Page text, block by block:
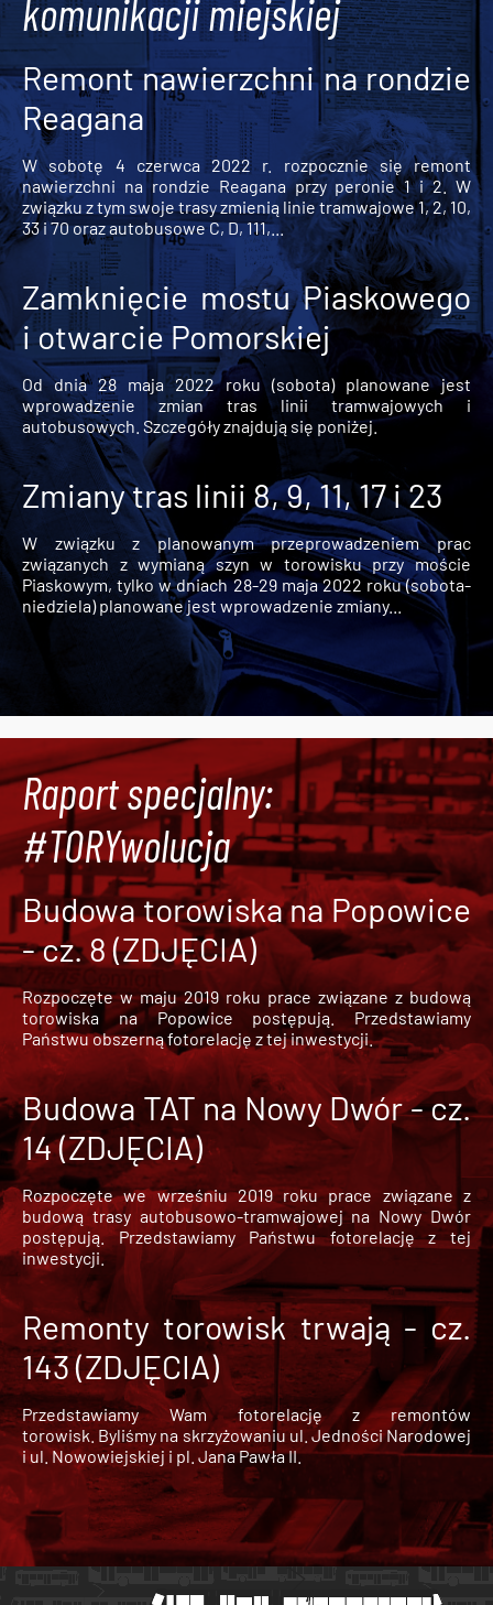
komunikacji miejskiej
Remont nawierzchni na rondzie
Reagana
W sobotę 4 czerwca 2022 r. rozpocznie się remont
nawierzchni na rondzie Reagana przy peronie 1 i 2. W
związku z tym swoje trasy zmienią linie tramwajowe 1, 2, 10,
33 i 70 oraz autobusowe C, D, 111,...
Zamknięcie mostu Piaskowego
i otwarcie Pomorskiej
Od dnia 28 maja 2022 roku (sobota) planowane jest
wprowadzenie zmian tras linii tramwajowych i
autobusowych. Szczegóły znajdują się poniżej.
Zmiany tras linii 8, 9, 11, 17 i 23
W związku z planowanym przeprowadzeniem prac
związanych z wymianą szyn w torowisku przy moście
Piaskowym, tylko w dniach 28-29 maja 2022 roku (sobota-
niedziela) planowane jest wprowadzenie zmiany...
Raport specjalny:
#TORYwolucja
Budowa torowiska na Popowice
- cz. 8 (ZDJĘCIA)
Rozpoczęte w maju 2019 roku prace związane z budową
torowiska na Popowice
postępują. Przedstawiamy
Państwu obszerną fotorelację z tej inwestycji.
Budowa TAT na Nowy Dwór - cz.
14 (ZDJĘCIA)
Rozpoczęte we wrześniu 2019 roku prace związane z
budową trasy autobusowo-tramwajowej na Nowy Dwór
postępują. Przedstawiamy Państwu fotorelację z tej
inwestycji.
Remonty torowisk trwają - cz.
143 (ZDJĘCIA)
Przedstawiamy Wam fotorelację z remontów
torowisk. Byliśmy na skrzyżowaniu ul. Jedności Narodowej
i ul. Nowowiejskiej i pl. Jana Pawła II.